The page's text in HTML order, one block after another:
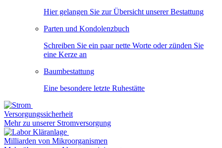
Hier gelangen Sie zur Übersicht unserer Bestattung
Parten und Kondolenzbuch
Schreiben Sie ein paar nette Worte oder zünden Sie
eine Kerze an
Baumbestattung
Eine besondere letzte Ruhestätte
Versorgungssicherheit
Mehr zu unserer Stromversorgung
Milliarden von Mikroorganismen